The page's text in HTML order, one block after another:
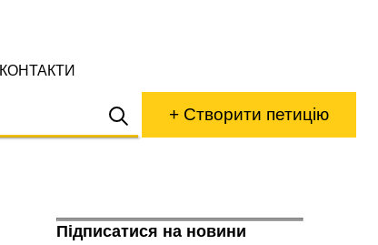
КОНТАКТИ
+ Створити петицію
Підписатися на новини